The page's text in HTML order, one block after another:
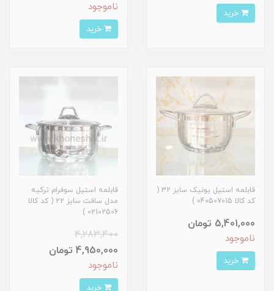
ناموجود
قابلمه استیل یونیک سایز 32 (
کد کالا 040507015 )
5,401,000 تومان
ناموجود
قابلمه استیل سوفرام ترکیه
مدل سافت سایز 22 ( کد کالا
02102506 )
4,283,400
4,950,000 تومان
ناموجود